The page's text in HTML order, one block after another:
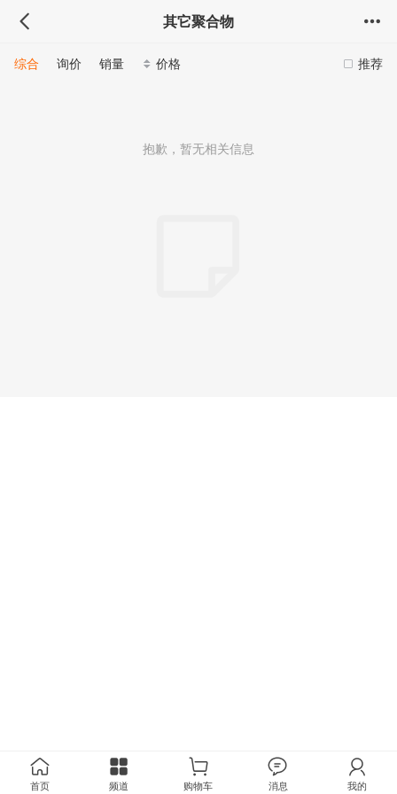
其它聚合物
推荐
综合 询价 销量 价格
抱歉，暂无相关信息
首页 频道 购物车 消息 我的